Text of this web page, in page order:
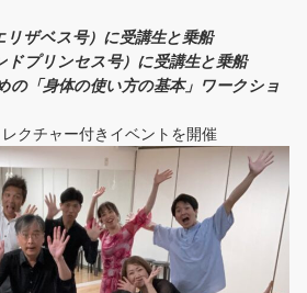
リザベス号）に受講生と乗船
ドプリンセス号）に受講生と乗船
の「身体の使い方の基本」ワークショ
クチャー付きイベントを開催